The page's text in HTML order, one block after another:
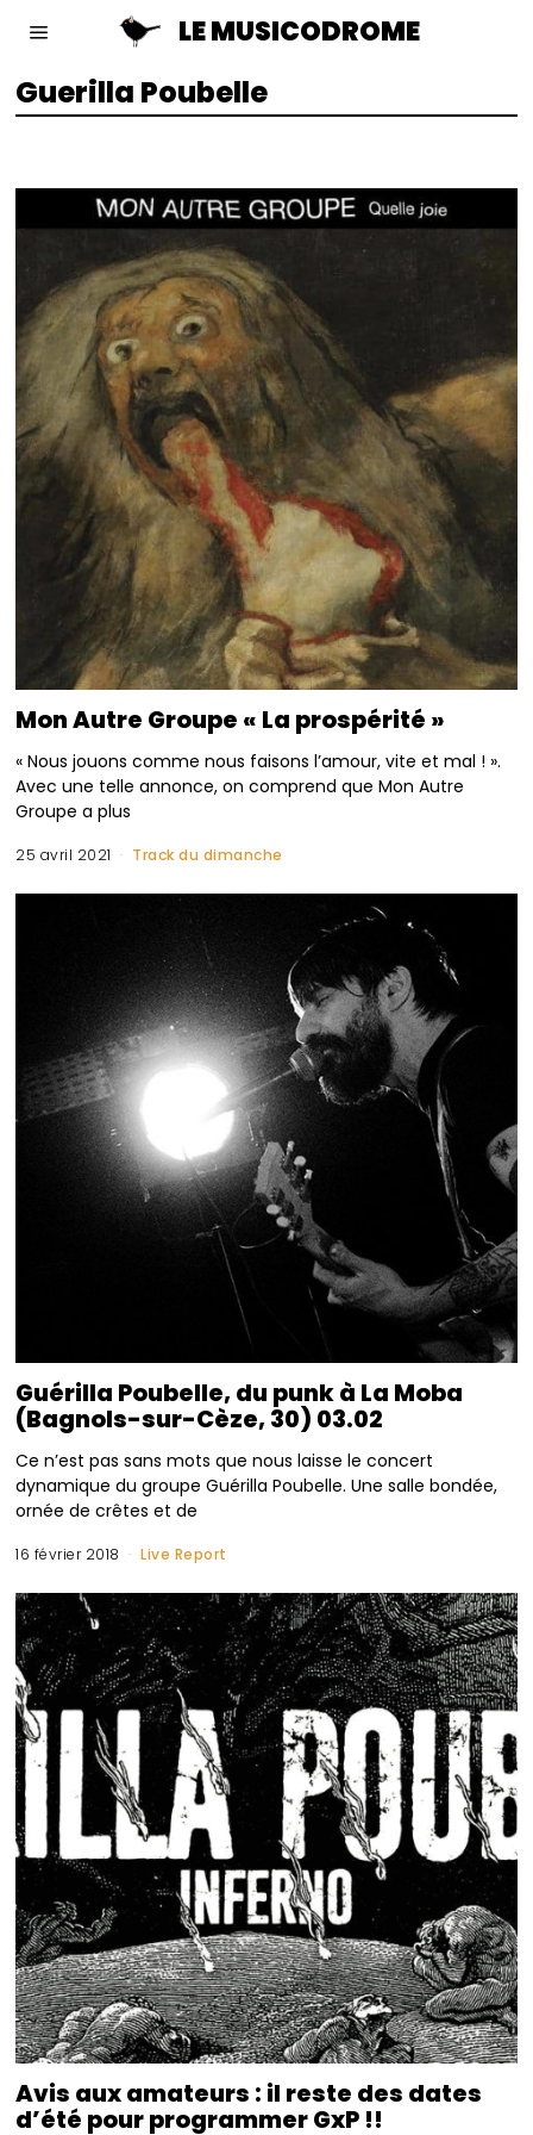
LE MUSICODROME
Guerilla Poubelle
Mon Autre Groupe « La prospérité »
« Nous jouons comme nous faisons l’amour, vite et mal ! ».
Avec une telle annonce, on comprend que Mon Autre
Groupe a plus
25 avril 2021 Track du dimanche
Guérilla Poubelle, du punk à La Moba
(Bagnols-sur-Cèze, 30) 03.02
Ce n’est pas sans mots que nous laisse le concert
dynamique du groupe Guérilla Poubelle. Une salle bondée,
ornée de crêtes et de
16 février 2018 Live Report
Avis aux amateurs : il reste des dates
d’été pour programmer GxP !!